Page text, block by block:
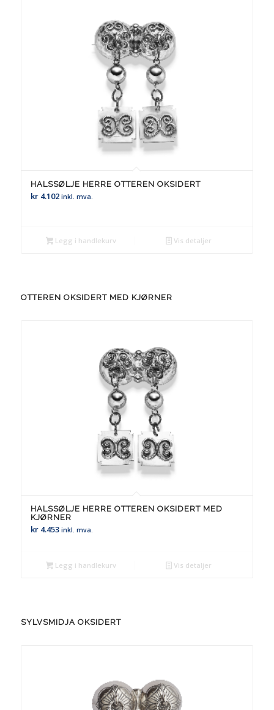
HALSSØLJE HERRE OTTEREN OKSIDERT
kr4.102 inkl. mva.
Legg i handlekurv Vis detaljer
OTTEREN OKSIDERT MED KJØRNER
HALSSØLJE HERRE OTTEREN OKSIDERT MED
KJØRNER
kr4.453 inkl. mva.
Legg i handlekurv Vis detaljer
SYLVSMIDJA OKSIDERT